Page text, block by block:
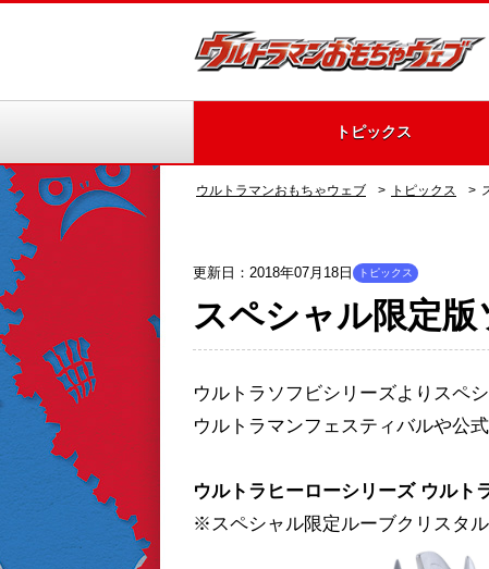
トピックス
ウルトラマンおもちゃウェブ トピックス
更新日：2018年07月18日 トピックス
スペシャル限定版
ウルトラソフビシリーズよりスペ
ウルトラマンフェスティバルや公
ウルトラヒーローシリーズ ウルト
※スペシャル限定ルーブクリスタ